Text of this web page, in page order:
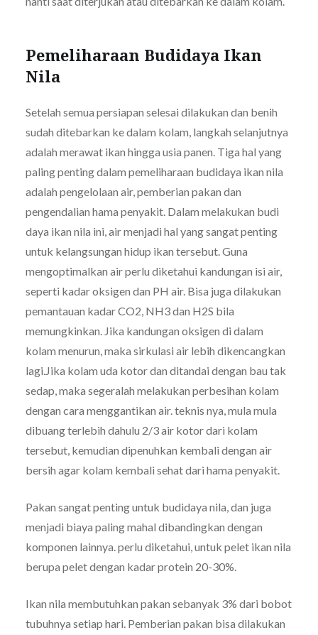
Pemeliharaan Budidaya Ikan
Nila
Setelah semua persiapan selesai dilakukan dan benih
sudah ditebarkan ke dalam kolam, langkah selanjutnya
adalah merawat ikan hingga usia panen. Tiga hal yang
paling penting dalam pemeliharaan budidaya ikan nila
adalah pengelolaan air, pemberian pakan dan
pengendalian hama penyakit. Dalam melakukan budi
daya ikan nila ini, air menjadi hal yang sangat penting
untuk kelangsungan hidup ikan tersebut. Guna
mengoptimalkan air perlu diketahui kandungan isi air,
seperti kadar oksigen dan PH air. Bisa juga dilakukan
pemantauan kadar CO2, NH3 dan H2S bila
memungkinkan. Jika kandungan oksigen di dalam
kolam menurun, maka sirkulasi air lebih dikencangkan
lagi.Jika kolam uda kotor dan ditandai dengan bau tak
sedap, maka segeralah melakukan perbesihan kolam
dengan cara menggantikan air. teknis nya, mula mula
dibuang terlebih dahulu 2/3 air kotor dari kolam
tersebut, kemudian dipenuhkan kembali dengan air
bersih agar kolam kembali sehat dari hama penyakit.
Pakan sangat penting untuk budidaya nila, dan juga
menjadi biaya paling mahal dibandingkan dengan
komponen lainnya. perlu diketahui, untuk pelet ikan nila
berupa pelet dengan kadar protein 20-30%.
Ikan nila membutuhkan pakan sebanyak 3% dari bobot
tubuhnya setiap hari. Pemberian pakan bisa dilakukan